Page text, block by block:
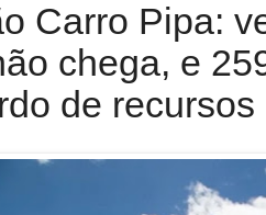
Carro Pipa:
chega, e
de recursos